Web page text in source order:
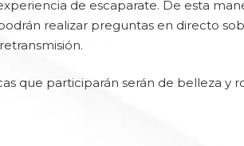
de escaparate. De esta
realizar preguntas en directo
que participarán serán de belleza y